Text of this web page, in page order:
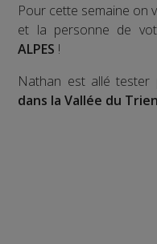
Pour cette semaine on
et la personne de
ALPES !
Nathan est allé
dans la Vallée du